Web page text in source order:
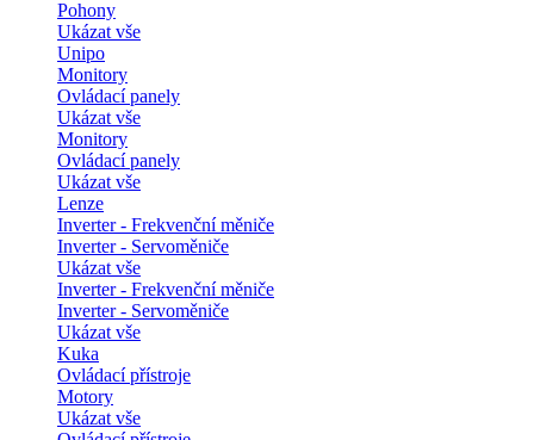
Pohony
Ukázat vše
Unipo
Monitory
Ovládací panely
Ukázat vše
Monitory
Ovládací panely
Ukázat vše
Lenze
Inverter - Frekvenční měniče
Inverter - Servoměniče
Ukázat vše
Inverter - Frekvenční měniče
Inverter - Servoměniče
Ukázat vše
Kuka
Ovládací přístroje
Motory
Ukázat vše